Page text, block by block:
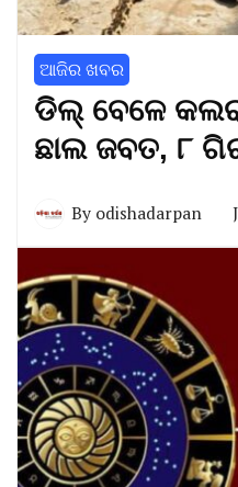
ଆଜିର ଖବର
ଡିଲ୍ ବେଳେ
ଛାଲ ଜବତ, ୮
By odishadarpan